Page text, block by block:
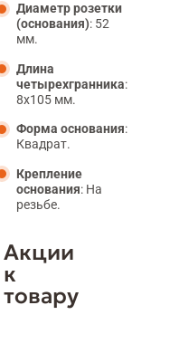
Диаметр розетки
(основания): 52
мм.
Длина
четырехгранника:
8x105 мм.
Форма основания:
Квадрат.
Крепление
основания: На
резьбе.
Акции
к
товару